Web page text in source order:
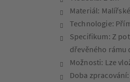
Materiál:
Technologie:
Specifikum: Z
dřevěného rámu
Možnosti: Lze
Doba